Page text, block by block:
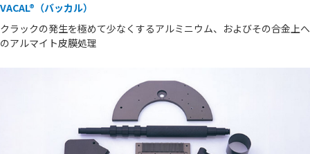
VACAL®（バッカル）
クラックの発生を極めて少なくするアルミニウム、およびその合金上へ
のアルマイト皮膜処理